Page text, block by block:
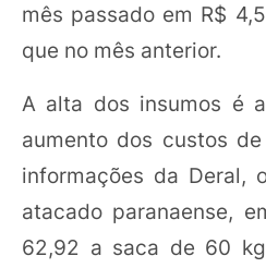
mês passado em R$
que no mês anterior.
A alta dos insumos é
aumento dos custos
informações da Deral,
atacado paranaense,
62,92 a saca de 60